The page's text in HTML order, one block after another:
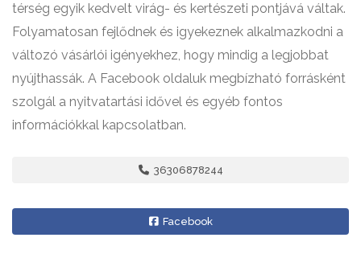
térség egyik kedvelt virág- és kertészeti pontjává váltak.
Folyamatosan fejlődnek és igyekeznek alkalmazkodni a
változó vásárlói igényekhez, hogy mindig a legjobbat
nyújthassák. A Facebook oldaluk megbízható forrásként
szolgál a nyitvatartási idővel és egyéb fontos
információkkal kapcsolatban.
36306878244
Facebook